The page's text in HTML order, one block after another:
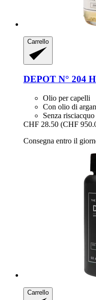
Carrello
DEPOT N° 204
Olio per capelli
Con olio di argan
Senza risciacquo
CHF 28.50 (CHF
Consegna entro il
Carrello